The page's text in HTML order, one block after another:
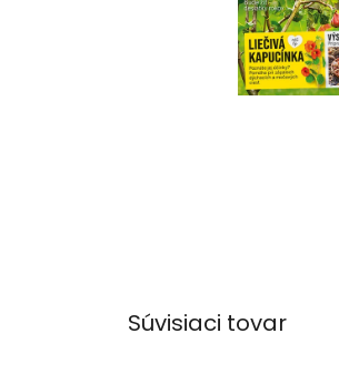
Súvisiaci tovar